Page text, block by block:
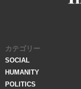
カテゴリー
SOCIAL
HUMANITY
POLITICS